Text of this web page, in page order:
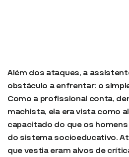
Além dos ataques, a
obstáculo a enfrentar: o
Como a profissional conta,
machista, ela era vista como
capacitado do que os
do sistema socioeducativo.
que vestia eram alvos de